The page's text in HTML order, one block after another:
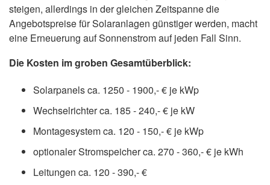
steigen, allerdings in der gleichen Zeitspanne die
Angebotspreise für Solaranlagen günstiger werden, macht
eine Erneuerung auf Sonnenstrom auf jeden Fall Sinn.
Die Kosten im groben Gesamtüberblick:
Solarpanels ca. 1250 - 1900,- € je kWp
Wechselrichter ca. 185 - 240,- € je kW
Montagesystem ca. 120 - 150,- € je kWp
optionaler Stromspeicher ca. 270 - 360,- € je kWh
Leitungen ca. 120 - 390,- €